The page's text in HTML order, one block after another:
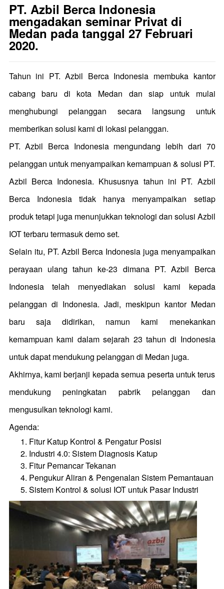
PT. Azbil Berca Indonesia
mengadakan seminar Privat di
Medan pada tanggal 27 Februari
2020.
Tahun ini PT. Azbil Berca Indonesia membuka kantor
cabang baru di kota Medan dan siap untuk mulai
menghubungi pelanggan secara langsung untuk
memberikan solusi kami di lokasi pelanggan.
PT. Azbil Berca Indonesia mengundang lebih dari 70
pelanggan untuk menyampaikan kemampuan & solusi PT.
Azbil Berca Indonesia. Khususnya tahun ini PT. Azbil
Berca Indonesia tidak hanya menyampaikan setiap
produk tetapi juga menunjukkan teknologi dan solusi Azbil
IOT terbaru termasuk demo set.
Selain itu, PT. Azbil Berca Indonesia juga menyampaikan
perayaan ulang tahun ke-23 dimana PT. Azbil Berca
Indonesia telah menyediakan solusi kami kepada
pelanggan di Indonesia. Jadi, meskipun kantor Medan
baru saja didirikan, namun kami menekankan
kemampuan kami dalam sejarah 23 tahun di Indonesia
untuk dapat mendukung pelanggan di Medan juga.
Akhirnya, kami berjanji kepada semua peserta untuk terus
mendukung peningkatan pabrik pelanggan dan
mengusulkan teknologi kami.
Agenda:
Fitur Katup Kontrol & Pengatur Posisi
Industri 4.0: Sistem Diagnosis Katup
Fitur Pemancar Tekanan
Pengukur Aliran & Pengenalan Sistem Pemantauan
Sistem Kontrol & solusi IOT untuk Pasar Industri